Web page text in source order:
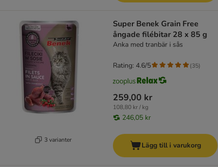
3 varianter
Super Benek Grain Free
ångade filébitar 28 x 85 g
Anka med tranbär i sås
259,00 kr
108,80 kr / kg
246,05 kr
Rating: 4.6/5 (35)
Lägg till i varukorg